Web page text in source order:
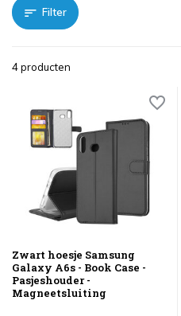
Filter
4 producten
Zwart hoesje Samsung
Galaxy A6s - Book Case -
Pasjeshouder -
Magneetsluiting